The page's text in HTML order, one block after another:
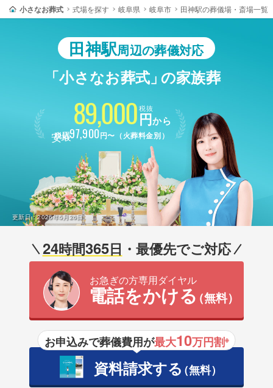
小さなお葬式 式場を探す 岐阜県 岐阜市 田神駅の葬儀場・斎場一覧
田神駅周辺の葬儀対応
「小さなお葬式」の家族葬
更新日：2026年5月26日
89,000 税抜
円から
税込97,900円〜（火葬料金別）
24時間365日 ・最優先でご対応
お急ぎの方専用ダイヤル
電話をかける（無料）
お申込みで葬儀費用が最大10万円割※
資料請求する（無料）